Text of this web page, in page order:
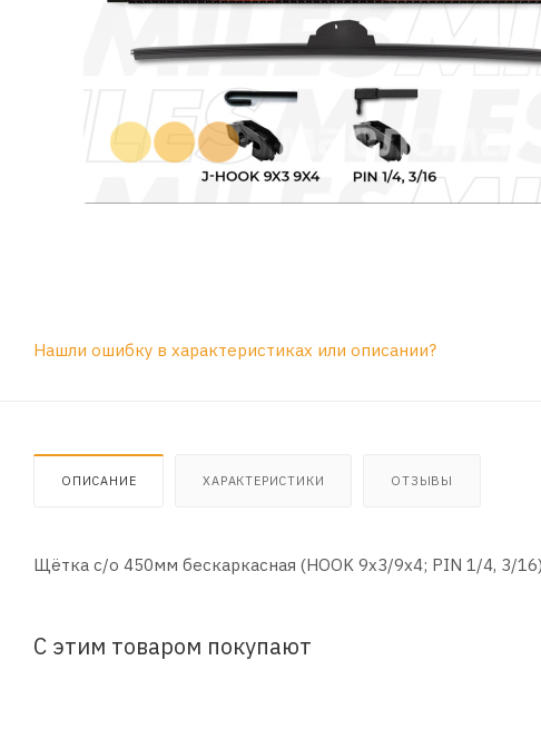
Нашли ошибку в характеристиках или описании?
ОПИСАНИЕ ХАРАКТЕРИСТИКИ ОТЗЫВЫ
Щётка с/о 450мм бескаркасная (HOOK 9x3/9x4; PIN 1/4, 3/16)
С этим товаром покупают